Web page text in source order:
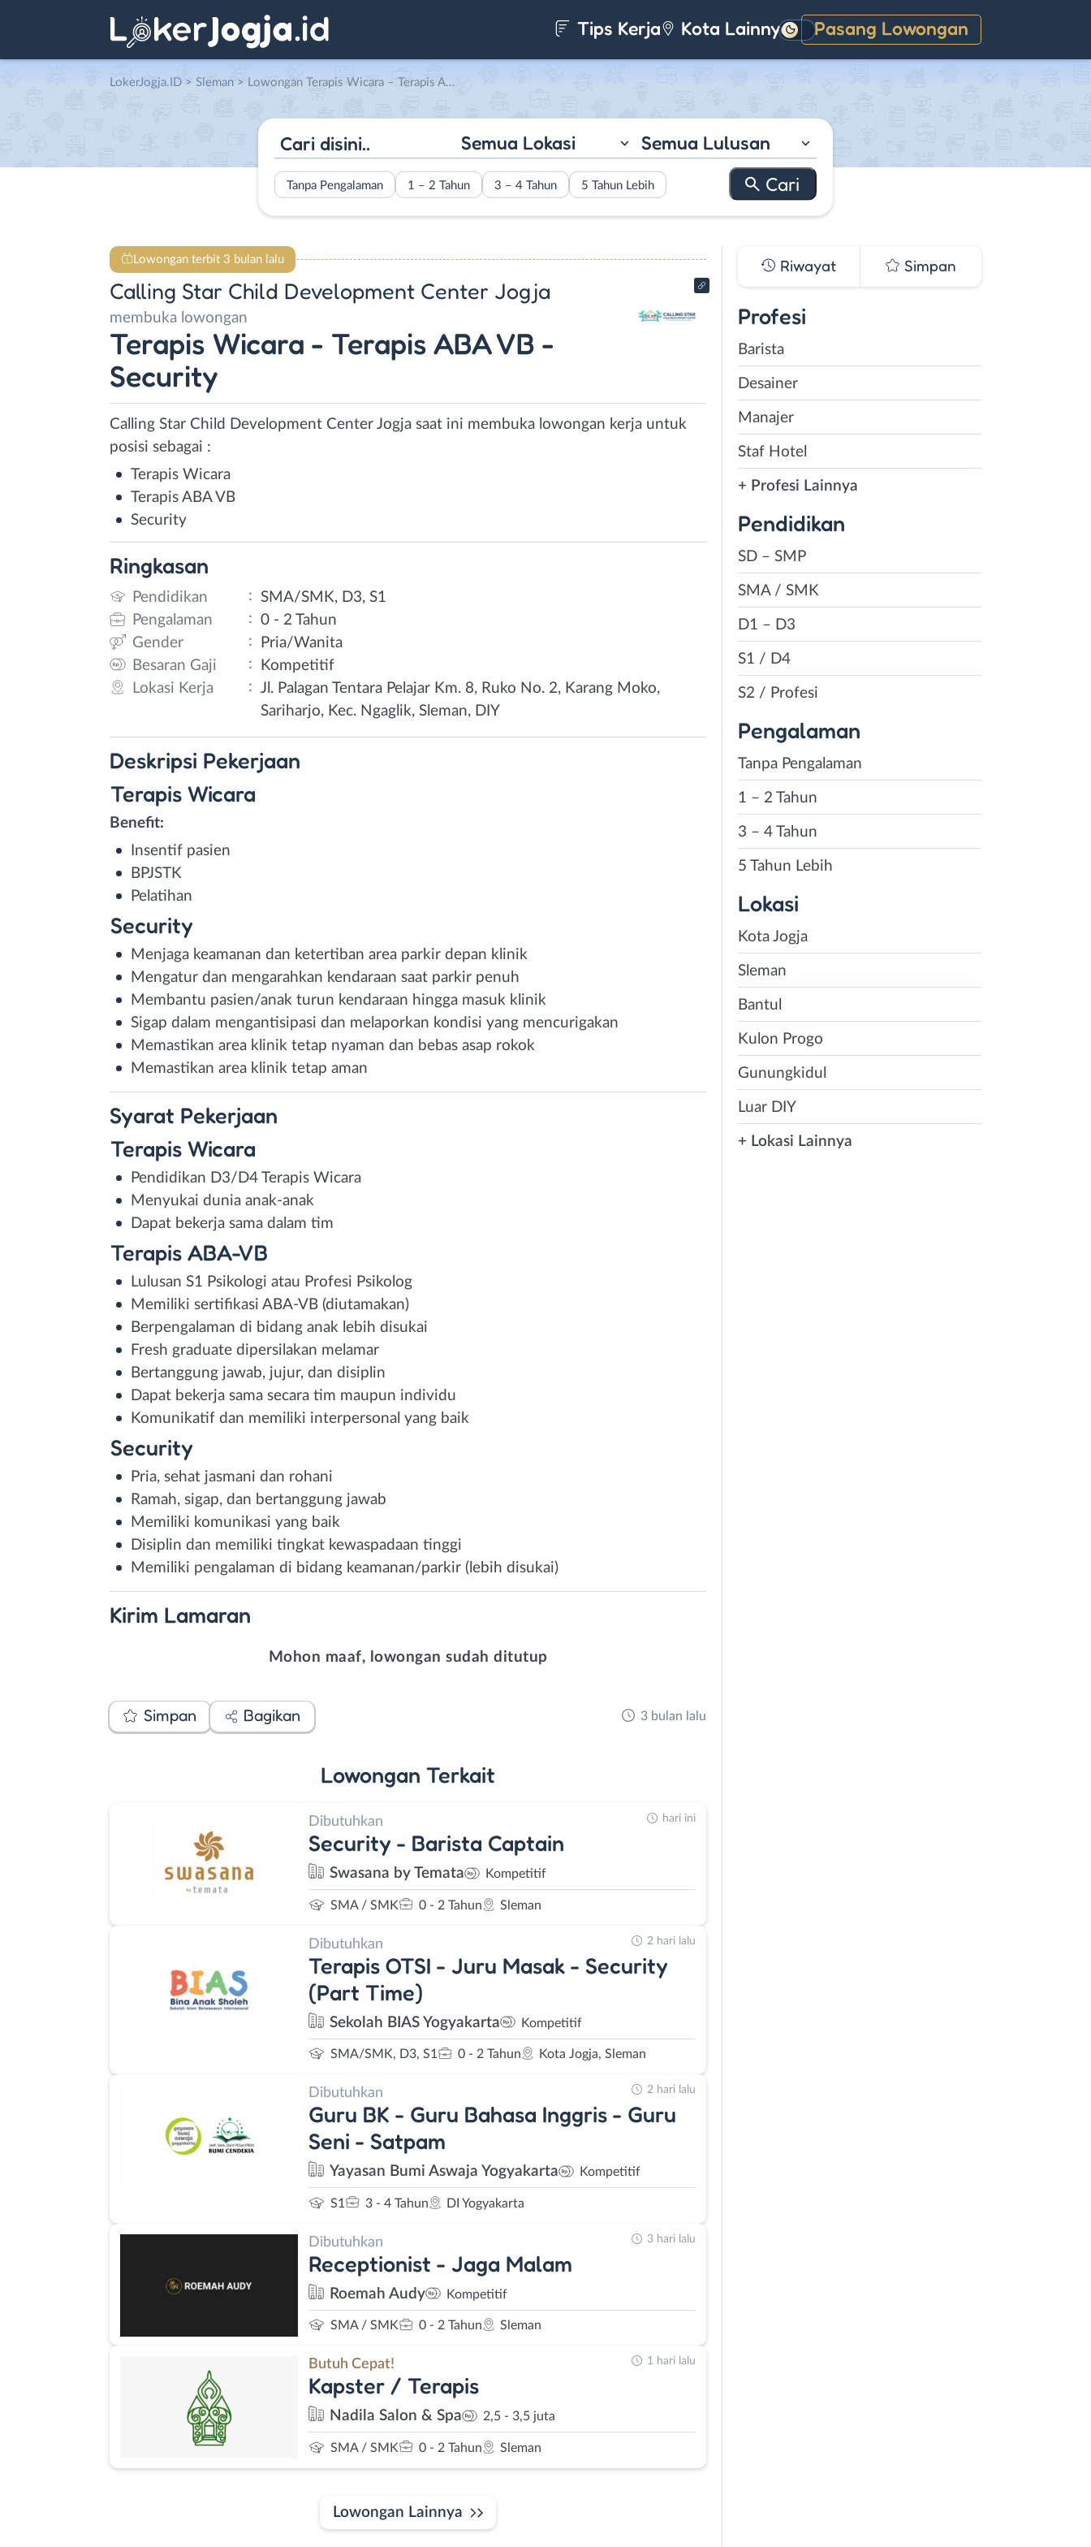
Tips Kerja Kota Lainnya Pasang Lowongan
Gelap
LokerJogja.ID > Sleman > Lowongan Terapis Wicara – Terapis ABA VB – Security di Calling Star Child Development Center Jogja
Semua Lokasi Semua Lulusan
Tanpa Pengalaman 1 – 2 Tahun 3 – 4 Tahun 5 Tahun Lebih
Lowongan terbit 3 bulan lalu
Calling Star Child Development Center Jogja
membuka lowongan
Terapis Wicara - Terapis ABA VB -
Security
Calling Star Child Development Center Jogja saat ini membuka lowongan kerja untuk
posisi sebagai :
Terapis Wicara
Terapis ABA VB
Security
Ringkasan
Pendidikan : SMA/SMK, D3, S1
Pengalaman
: 0 - 2 Tahun
Gender
:
Pria/Wanita
Besaran Gaji
:
Kompetitif
Lokasi Kerja
: Jl. Palagan Tentara Pelajar Km. 8, Ruko No. 2, Karang Moko,
Sariharjo, Kec. Ngaglik, Sleman, DIY
Deskripsi Pekerjaan
Terapis Wicara
Benefit:
Insentif pasien
BPJSTK
Pelatihan
Security
Menjaga keamanan dan ketertiban area parkir depan klinik
Mengatur dan mengarahkan kendaraan saat parkir penuh
Membantu pasien/anak turun kendaraan hingga masuk klinik
Sigap dalam mengantisipasi dan melaporkan kondisi yang mencurigakan
Memastikan area klinik tetap nyaman dan bebas asap rokok
Memastikan area klinik tetap aman
Syarat Pekerjaan
Terapis Wicara
Pendidikan D3/D4 Terapis Wicara
Menyukai dunia anak-anak
Dapat bekerja sama dalam tim
Terapis ABA-VB
Lulusan S1 Psikologi atau Profesi Psikolog
Memiliki sertifikasi ABA-VB (diutamakan)
Berpengalaman di bidang anak lebih disukai
Fresh graduate dipersilakan melamar
Bertanggung jawab, jujur, dan disiplin
Dapat bekerja sama secara tim maupun individu
Komunikatif dan memiliki interpersonal yang baik
Security
Pria, sehat jasmani dan rohani
Ramah, sigap, dan bertanggung jawab
Memiliki komunikasi yang baik
Disiplin dan memiliki tingkat kewaspadaan tinggi
Memiliki pengalaman di bidang keamanan/parkir (lebih disukai)
Kirim Lamaran
Mohon maaf, lowongan sudah ditutup
Simpan Bagikan 3 bulan lalu
Lowongan Terkait
Dibutuhkan
Security - Barista Captain
Swasana by Temata Kompetitif
SMA / SMK 0 - 2 Tahun Sleman
hari ini
Dibutuhkan
Terapis OTSI - Juru Masak - Security
(Part Time)
Sekolah BIAS Yogyakarta Kompetitif
SMA/SMK, D3, S1 0 - 2 Tahun Kota Jogja, Sleman
2 hari lalu
Dibutuhkan
Guru BK - Guru Bahasa Inggris - Guru
Seni - Satpam
Yayasan Bumi Aswaja Yogyakarta Kompetitif
S1 3 - 4 Tahun DI Yogyakarta
2 hari lalu
Dibutuhkan
Receptionist - Jaga Malam
Roemah Audy Kompetitif
SMA / SMK 0 - 2 Tahun Sleman
3 hari lalu
Butuh Cepat!
Kapster / Terapis
Nadila Salon & Spa 2,5 - 3,5 juta
SMA / SMK 0 - 2 Tahun Sleman
1 hari lalu
Lowongan Lainnya
Riwayat Simpan
Profesi
Barista
Desainer
Manajer
Staf Hotel
+ Profesi Lainnya
Pendidikan
SD – SMP
SMA / SMK
D1 – D3
S1 / D4
S2 / Profesi
Pengalaman
Tanpa Pengalaman
1 – 2 Tahun
3 – 4 Tahun
5 Tahun Lebih
Lokasi
Kota Jogja
Sleman
Bantul
Kulon Progo
Gunungkidul
Luar DIY
+ Lokasi Lainnya